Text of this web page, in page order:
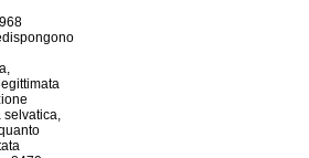
selvatica,